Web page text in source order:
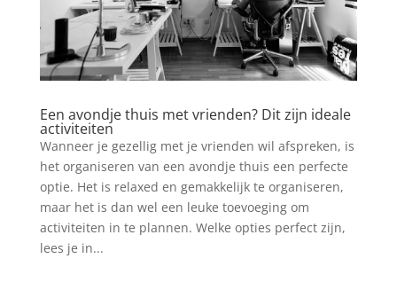
Een avondje thuis met vrienden? Dit zijn ideale
activiteiten
Wanneer je gezellig met je vrienden wil afspreken, is
het organiseren van een avondje thuis een perfecte
optie. Het is relaxed en gemakkelijk te organiseren,
maar het is dan wel een leuke toevoeging om
activiteiten in te plannen. Welke opties perfect zijn,
lees je in...